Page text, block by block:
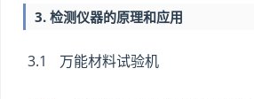
3. 检测仪器的原理和应用
3.1 万能材料试验机